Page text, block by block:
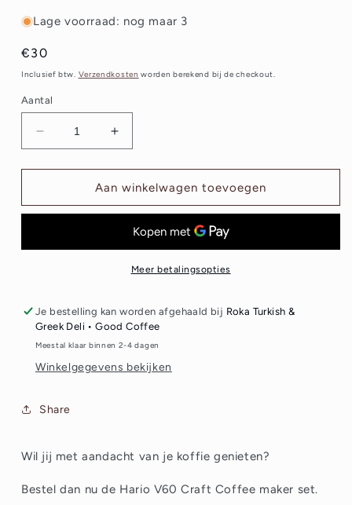
Lage voorraad: nog maar 3
Normale
prijs
€30
Inclusief btw. Verzendkosten worden berekend bij de checkout.
Aantal
Aantal
verlagen
voor
V60
maker
Aantal
verhogen
voor
Hario
V60
Coffee
maker
set
Aan winkelwagen toevoegen
Meer betalingsopties
Je bestelling kan worden afgehaald bij Roka Turkish &
Greek Deli • Good Coffee
Meestal klaar binnen 2-4 dagen
Winkelgegevens bekijken
Share
Wil jij met aandacht van je koffie genieten?
Bestel dan nu de Hario V60 Craft Coffee maker set.